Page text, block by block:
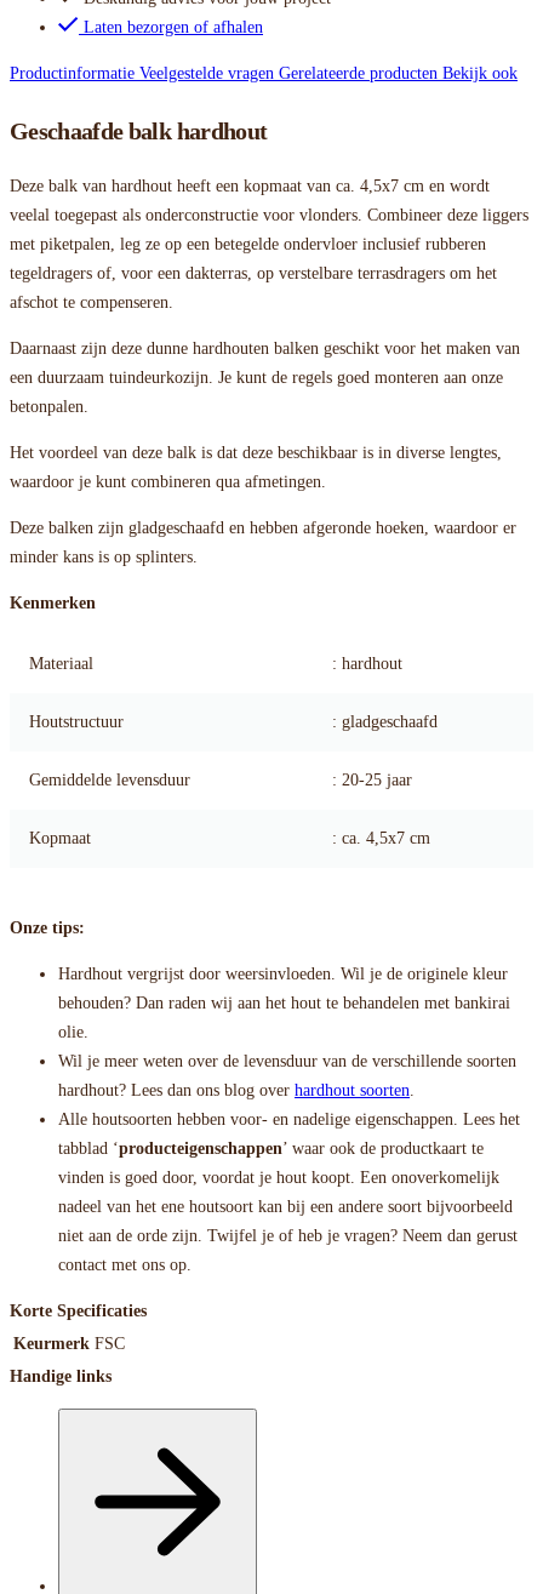
Laten bezorgen of afhalen
Productinformatie Veelgestelde vragen Gerelateerde producten Bekijk ook
Geschaafde balk hardhout
Deze balk van hardhout heeft een kopmaat van ca. 4,5x7 cm en wordt
veelal toegepast als onderconstructie voor vlonders. Combineer deze liggers
met piketpalen, leg ze op een betegelde ondervloer inclusief rubberen
tegeldragers of, voor een dakterras, op verstelbare terrasdragers om het
afschot te compenseren.
Daarnaast zijn deze dunne hardhouten balken geschikt voor het maken van
een duurzaam tuindeurkozijn. Je kunt de regels goed monteren aan onze
betonpalen.
Het voordeel van deze balk is dat deze beschikbaar is in diverse lengtes,
waardoor je kunt combineren qua afmetingen.
Deze balken zijn gladgeschaafd en hebben afgeronde hoeken, waardoor er
minder kans is op splinters.
Kenmerken
Materiaal : hardhout
Houtstructuur : gladgeschaafd
Gemiddelde levensduur : 20-25 jaar
Kopmaat : ca. 4,5x7 cm
Onze tips:
Hardhout vergrijst door weersinvloeden. Wil je de originele kleur
behouden? Dan raden wij aan het hout te behandelen met bankirai
olie.
Wil je meer weten over de levensduur van de verschillende soorten
hardhout? Lees dan ons blog over hardhout soorten.
Alle houtsoorten hebben voor- en nadelige eigenschappen. Lees het
tabblad ‘producteigenschappen’ waar ook de productkaart te
vinden is goed door, voordat je hout koopt. Een onoverkomelijk
nadeel van het ene houtsoort kan bij een andere soort bijvoorbeeld
niet aan de orde zijn. Twijfel je of heb je vragen? Neem dan gerust
contact met ons op.
Korte Specificaties
Keurmerk FSC
Handige links